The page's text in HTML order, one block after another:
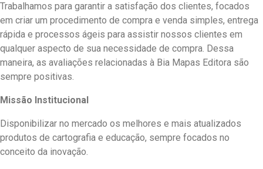
Trabalhamos para garantir a satisfação dos clientes, focados
em criar um procedimento de compra e venda simples, entrega
rápida e processos ágeis para assistir nossos clientes em
qualquer aspecto de sua necessidade de compra. Dessa
maneira, as avaliações relacionadas à Bia Mapas Editora são
sempre positivas.
Missão Institucional
Disponibilizar no mercado os melhores e mais atualizados
produtos de cartografia e educação, sempre focados no
conceito da inovação.